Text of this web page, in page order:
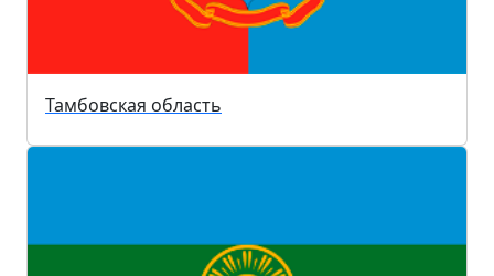
Тамбовская область